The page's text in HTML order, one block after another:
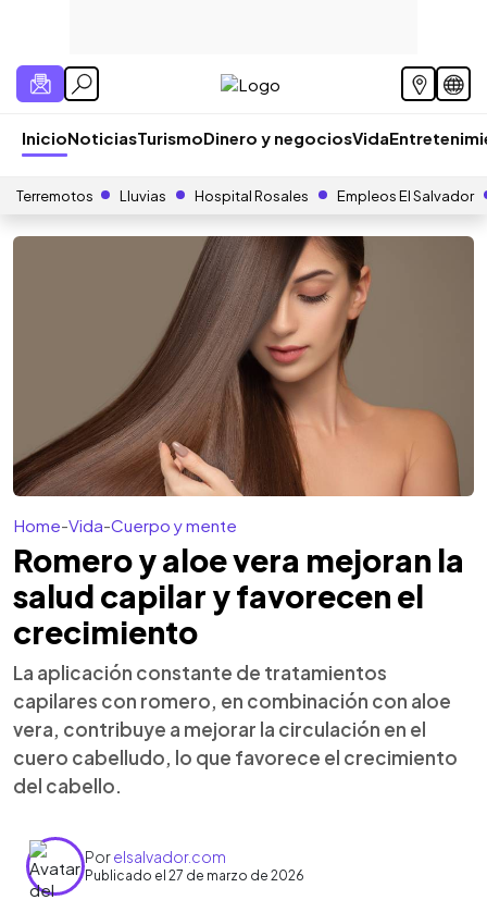
InicioNoticiasTurismoDinero y negociosVida
Terremotos Lluvias Hospital Rosales Empleos El Salvador
Home-Vida-Cuerpo y mente
Romero y aloe vera mejoran la
salud capilar y favorecen el
crecimiento
La aplicación constante de tratamientos
capilares con romero, en combinación con aloe
vera, contribuye a mejorar la circulación en el
cuero cabelludo, lo que favorece el crecimiento
del cabello.
Porelsalvador.com
Publicado el 27 de marzo de 2026